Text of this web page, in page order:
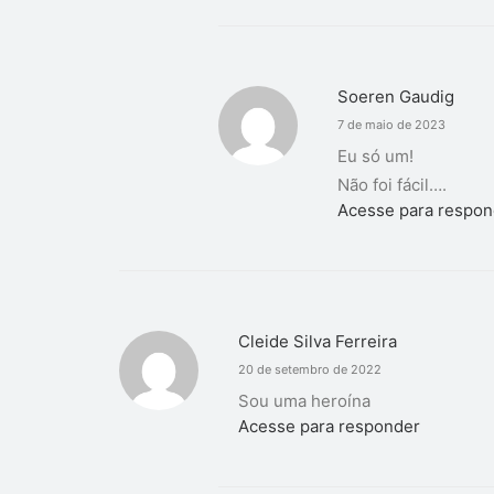
Soeren Gaudig
7 de maio de 2023
Eu só um!
Não foi fácil….
Acesse para
Cleide Silva Ferreira
20 de setembro de 2022
Sou uma heroína
Acesse para responder